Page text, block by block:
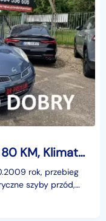
Nissan Micra III 1.2 Benzyna 80 KM, Klimatyzacja, Tempomat, Bluetooth, Isofix
rok, przebieg
szyby przód,